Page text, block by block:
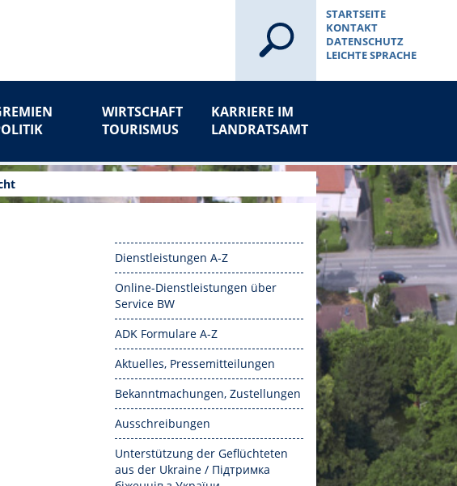
STARTSEITE
KONTAKT
DATENSCHUTZ
LEICHTE SPRACHE
WIRTSCHAFT
TOURISMUS
KARRIERE IM
LANDRATSAMT
Dienstleistungen A-Z
Online-Dienstleistungen über
Service BW
ADK Formulare A-Z
Aktuelles, Pressemitteilungen
Bekanntmachungen, Zustellungen
Ausschreibungen
Unterstützung der Geflüchteten
aus der Ukraine / Підтримка